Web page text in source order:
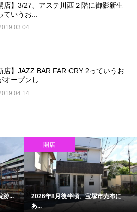
店】3/27、アステ川西２階に御影新生
ていうお...
店】JAZZ BAR FAR CRY 2っていうお
オープンし...
跡...
開店
2026年8月後半頃、宝塚市売布に
あ...